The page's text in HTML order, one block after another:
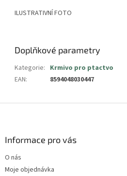
ILUSTRATIVNÍ FOTO
Doplňkové parametry
Kategorie: Krmivo pro ptactvo
EAN: 8594048030447
Informace pro vás
O nás
Moje objednávka